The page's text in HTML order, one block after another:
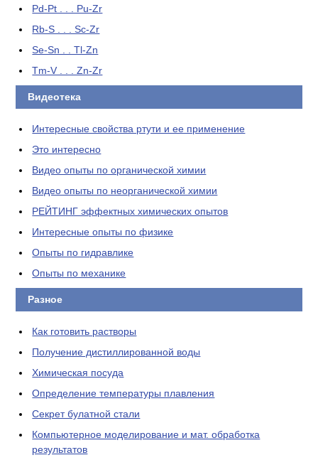
Pd-Pt . . . Pu-Zr
Rb-S . . . Sc-Zr
Se-Sn . . Tl-Zn
Tm-V . . . Zn-Zr
Видеотека
Интересные свойства ртути и ее применение
Это интересно
Видео опыты по органической химии
Видео опыты по неорганической химии
РЕЙТИНГ эффектных химических опытов
Интересные опыты по физике
Опыты по гидравлике
Опыты по механике
Разное
Как готовить растворы
Получение дистиллированной воды
Химическая посуда
Определение температуры плавления
Секрет булатной стали
Компьютерное моделирование и мат. обработка
результатов